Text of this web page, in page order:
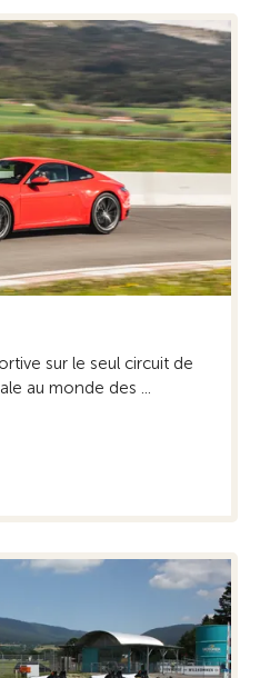
sur le seul circuit de
au monde des ...